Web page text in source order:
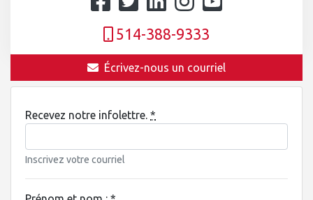
514-388-9333
Écrivez-nous un courriel
Recevez notre infolettre. *
Inscrivez votre courriel